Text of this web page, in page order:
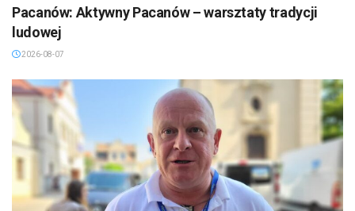
Pacanów: Aktywny Pacanów – warsztaty tradycji
ludowej
2026-08-07